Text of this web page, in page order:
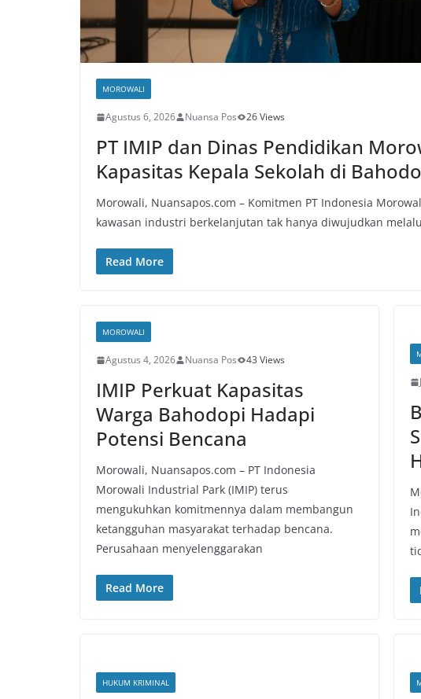
MOROWALI
Agustus 6, 2026 Nuansa Pos 26 Views
PT IMIP dan Dinas Pendidikan
Kapasitas Kepala Sekolah di
Morowali, Nuansapos.com – Komitmen PT Indonesia
kawasan industri berkelanjutan tak hanya diwujudkan
Read More
MOROWALI
Agustus 4, 2026 Nuansa Pos 43 Views
IMIP Perkuat Kapasitas
Warga Bahodopi Hadapi
Potensi Bencana
Morowali, Nuansapos.com – PT Indonesia
Morowali Industrial Park (IMIP) terus
mengukuhkan komitmennya dalam membangun
ketangguhan masyarakat terhadap bencana.
Perusahaan menyelenggarakan
Read More
HUKUM KRIMINAL